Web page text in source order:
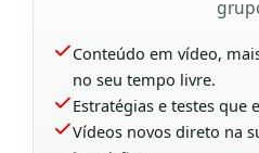
Conteúdo em vídeo,
no seu tempo livre.
Estratégias e testes que
Vídeos novos direto na